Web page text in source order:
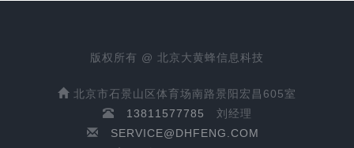
版权所有 @ 北京大黄蜂信息科技
北京市石景山区体育场南路景阳宏昌605室
13811577785
刘经理
SERVICE@DHFENG.COM